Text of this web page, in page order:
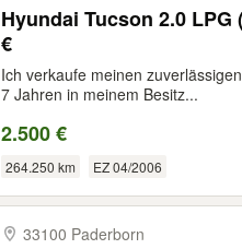
Hyundai Tucson 2.0 LPG
€
Ich verkaufe meinen
7 Jahren in meinem Besitz...
2.500 €
264.250 km EZ 04/2006
33100 Paderborn